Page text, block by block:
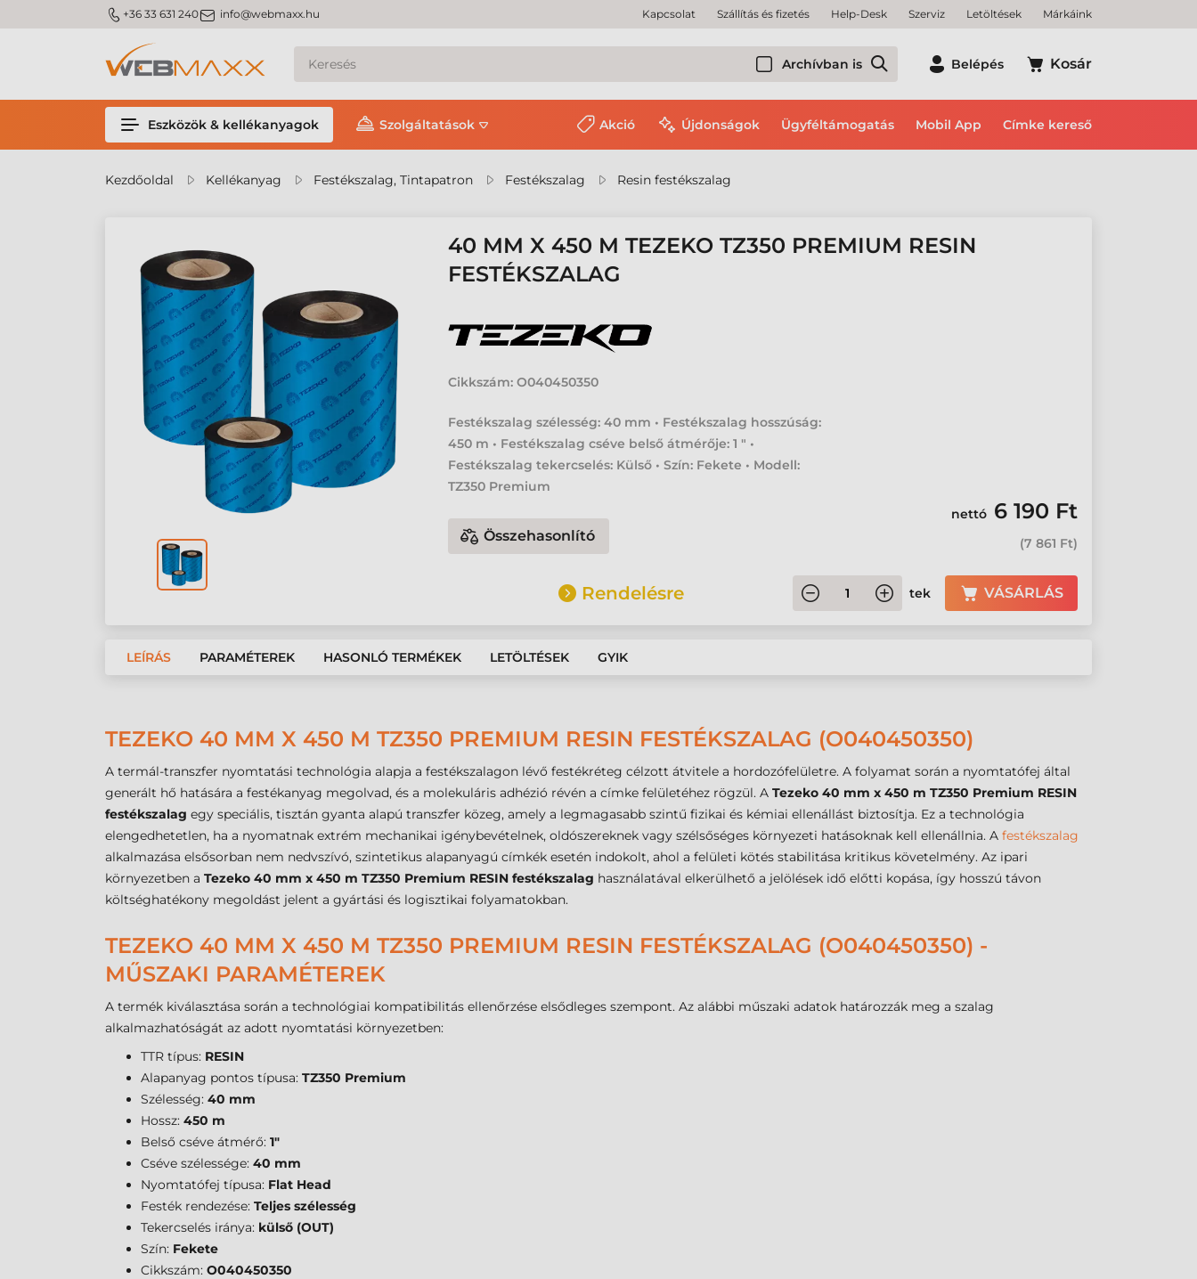
m_phone +36 33 631 240m_email info@webmaxx.hu Kapcsolat Szállítás és fizetés Help-Desk Szerviz Letöltések Márkáink
Archívban is Belépés Kosár
Eszközök & kellékanyagok Szolgáltatások Akció Újdonságok Ügyféltámogatás Mobil App Címke kereső
Kezdőoldal Kellékanyag Festékszalag, Tintapatron Festékszalag Resin festékszalag
40 MM X 450 M TEZEKO TZ350 PREMIUM RESIN
FESTÉKSZALAG
Cikkszám: O040450350
Festékszalag szélesség: 40 mm • Festékszalag hosszúság:
450 m • Festékszalag cséve belső átmérője: 1 " •
Festékszalag tekercselés: Külső • Szín: Fekete • Modell:
TZ350 Premium
Összehasonlító
nettó 6 190 Ft
(7 861 Ft)
Rendelésre tek VÁSÁRLÁS
LEÍRÁS PARAMÉTEREK HASONLÓ TERMÉKEK LETÖLTÉSEK GYIK
TEZEKO 40 MM X 450 M TZ350 PREMIUM RESIN FESTÉKSZALAG (O040450350)
A termál-transzfer nyomtatási technológia alapja a festékszalagon lévő festékréteg célzott átvitele a hordozófelületre. A folyamat során a nyomtatófej által
generált hő hatására a festékanyag megolvad, és a molekuláris adhézió révén a címke felületéhez rögzül. A Tezeko 40 mm x 450 m TZ350 Premium RESIN
festékszalag egy speciális, tisztán gyanta alapú transzfer közeg, amely a legmagasabb szintű fizikai és kémiai ellenállást biztosítja. Ez a technológia
elengedhetetlen, ha a nyomatnak extrém mechanikai igénybevételnek, oldószereknek vagy szélsőséges környezeti hatásoknak kell ellenállnia. A festékszalag
alkalmazása elsősorban nem nedvszívó, szintetikus alapanyagú címkék esetén indokolt, ahol a felületi kötés stabilitása kritikus követelmény. Az ipari
környezetben a Tezeko 40 mm x 450 m TZ350 Premium RESIN festékszalag használatával elkerülhető a jelölések idő előtti kopása, így hosszú távon
költséghatékony megoldást jelent a gyártási és logisztikai folyamatokban.
TEZEKO 40 MM X 450 M TZ350 PREMIUM RESIN FESTÉKSZALAG (O040450350) -
MŰSZAKI PARAMÉTEREK
A termék kiválasztása során a technológiai kompatibilitás ellenőrzése elsődleges szempont. Az alábbi műszaki adatok határozzák meg a szalag
alkalmazhatóságát az adott nyomtatási környezetben:
TTR típus: RESIN
Alapanyag pontos típusa: TZ350 Premium
Szélesség: 40 mm
Hossz: 450 m
Belső cséve átmérő: 1"
Cséve szélessége: 40 mm
Nyomtatófej típusa: Flat Head
Festék rendezése: Teljes szélesség
Tekercselés iránya: külső (OUT)
Szín: Fekete
Cikkszám: O040450350